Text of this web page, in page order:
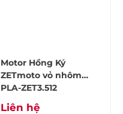
Motor Hồng Ký
ZETmoto vỏ nhôm
PLA-ZET3.512
Liên hệ